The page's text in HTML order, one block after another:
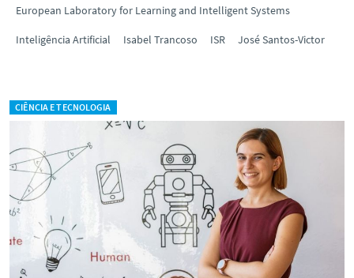
European Laboratory for Learning and Intelligent Systems
Inteligência Artificial Isabel Trancoso ISR José Santos-Victor
CIÊNCIA E TECNOLOGIA